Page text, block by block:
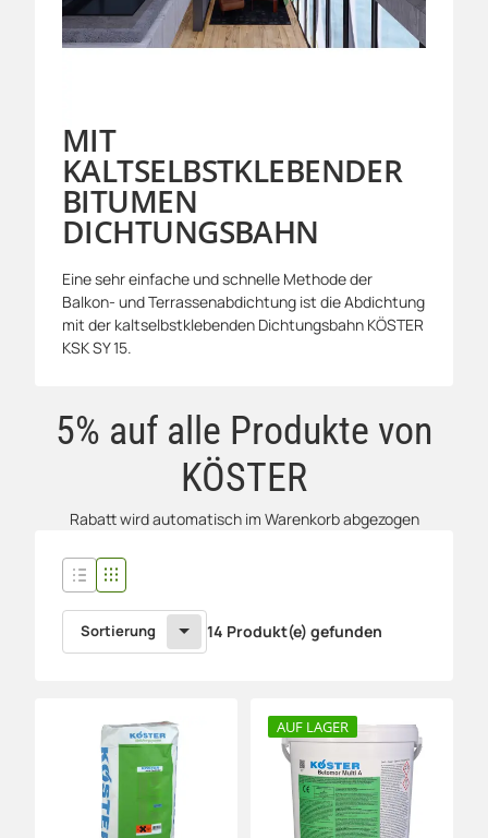
MIT
KALTSELBSTKLEBENDER
BITUMEN
DICHTUNGSBAHN
Eine sehr einfache und schnelle Methode der
Balkon- und Terrassenabdichtung ist die Abdichtung
mit der kaltselbstklebenden Dichtungsbahn KÖSTER
KSK SY 15.
5% auf alle Produkte von
KÖSTER
Rabatt wird automatisch im Warenkorb abgezogen
Sortierung 14 Produkt(e) gefunden
AUF LAGER